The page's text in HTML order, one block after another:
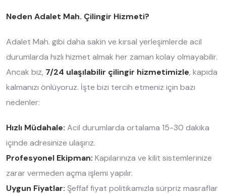
Neden Adalet Mah. Çilingir Hizmeti?
Adalet Mah. gibi daha sakin ve kırsal yerleşimlerde acil
durumlarda hızlı hizmet almak her zaman kolay olmayabilir.
Ancak biz, 7/24 ulaşılabilir çilingir hizmetimizle, kapıda
kalmanızı önlüyoruz. İşte bizi tercih etmeniz için bazı
nedenler:
Hızlı Müdahale: Acil durumlarda ortalama 15-30 dakika
içinde adresinize ulaşırız.
Profesyonel Ekipman: Kapılarınıza ve kilit sistemlerinize
zarar vermeden açma işlemi yapılır.
Uygun Fiyatlar: Şeffaf fiyat politikamızla sürpriz masraflar